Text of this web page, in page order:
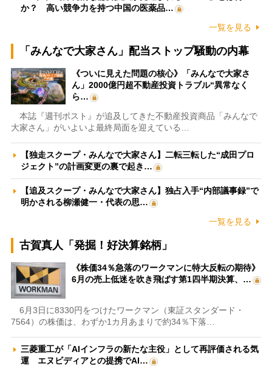
か？ 高い競争力を持つ中国の医薬品…
一覧を見る
「みんなで大家さん」配当ストップ騒動の内幕
《ついに見えた問題の核心》「みんなで大家さ
ん」2000億円超不動産投資トラブル“異常なく
ら…
本誌『週刊ポスト』が追及してきた不動産投資商品「みんなで
大家さん」がいよいよ最終局面を迎えている…
【独走スクープ・みんなで大家さん】二転三転した“成田プロ
ジェクト”の計画変更の裏で起き…
【追及スクープ・みんなで大家さん】独占入手“内部議事録”で
明かされる柳瀬健一・代表の思…
一覧を見る
古賀真人「発掘！好決算銘柄」
《株価34％急落のワークマンに特大反転の期待》
6月の売上低迷を吹き飛ばす第1四半期決算、…
6月3日に8330円をつけたワークマン（東証スタンダード・
7564）の株価は、わずか1カ月あまりで約34％下落…
三菱重工が「AIインフラの新たな主役」として再評価される気
運 エヌビディアとの提携でAI…